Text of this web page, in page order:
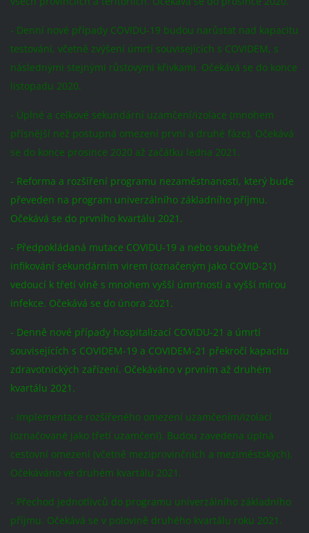
- Denní nové případy COVIDU-19 budou narůstat nad kapacitu
testování, včetně zvýšení úmrtí souvisejících s COVIDEM, s
následnými stejnými růstovými křivkami. Očekává se do konce
listopadu 2020.
- Úplné a celkové sekundární uzamčení/izolace (mnohem
přísnější než postupná omezení první a druhé fáze). Očekává
se do konce prosince 2020 až začátku ledna 2021.
- Reforma a rozšíření programu nezaměstnanosti, který bude
převeden na program univerzálního základního příjmu.
Očekává se do prvního kvartálu 2021.
- Předpokládaná mutace COVIDU-19 a nebo souběžné
infikování sekundárním virem (označeným jako COVID-21)
vedoucí k třetí vlně s mnohem vyšší úmrtností a vyšší mírou
infekce. Očekává se do února 2021.
- Denně nové případy hospitalizací COVIDU-21 a úmrtí
souvisejících s COVIDEM-19 a COVIDEM-21 překročí kapacitu
zdravotnických zařízení. Očekáváno v prvním až druhém
kvartálu 2021.
- Implementace rozšířeného omezení uzamčením/izolací
(označované jako třetí uzamčení). Budou zavedena úplná
cestovní omezení (včetně meziprovinčních a meziměstských).
Očekáváno ve druhém kvartálu 2021.
- Přechod jednotlivců do programu univerzálního základního
příjmu. Očekává se v polovině druhého kvartálu roku 2021.